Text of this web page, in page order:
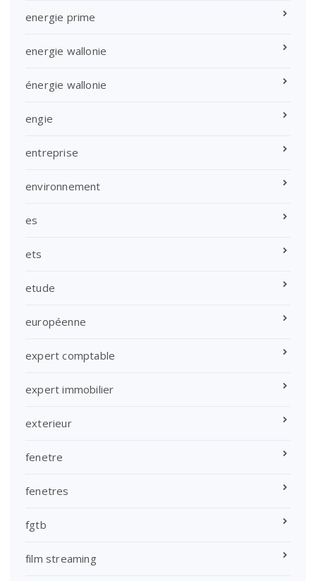
energie prime
energie wallonie
énergie wallonie
engie
entreprise
environnement
es
ets
etude
européenne
expert comptable
expert immobilier
exterieur
fenetre
fenetres
fgtb
film streaming